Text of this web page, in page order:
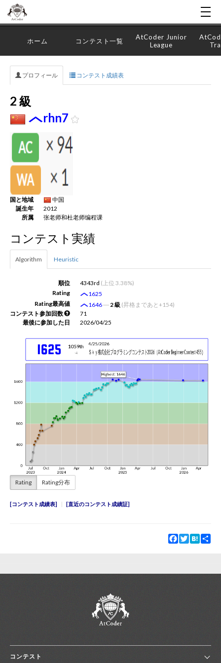
新規登録
ホーム コンテスト一覧
AtCoder Junior
League
プロフィール コンテスト成績表
2 級
rhn7
国と地域
中国
誕生年
2012
所属
张老师和杜老师编程课
コンテスト実績
Algorithm Heuristic
順位 4343rd (上位 3.38%)
Rating
1625
Rating最高値
1646― 2 級 (昇格まであと+154)
コンテスト参加回数
71
最後に参加した日
2026/04/25
Rating Rating分布
コンテスト成績表 直近のコンテスト成績証
Facebook
TwitterHatena
コンテスト